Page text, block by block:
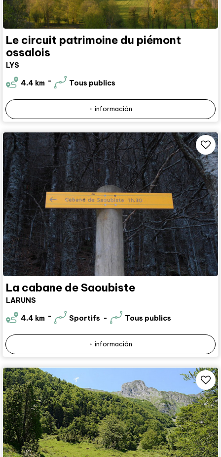
Le circuit patrimoine du piémont
ossalois
LYS
4.4 km Tous publics
+ información
La cabane de Saoubiste
LARUNS
4.4 km Sportifs Tous publics
+ información